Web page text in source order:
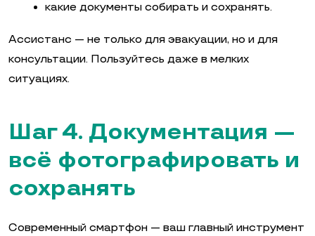
какие документы собирать и сохранять.
Ассистанс — не только для эвакуации, но и для
консультации. Пользуйтесь даже в мелких
ситуациях.
Шаг 4. Документация —
всё фотографировать и
сохранять
Современный смартфон — ваш главный инструмент